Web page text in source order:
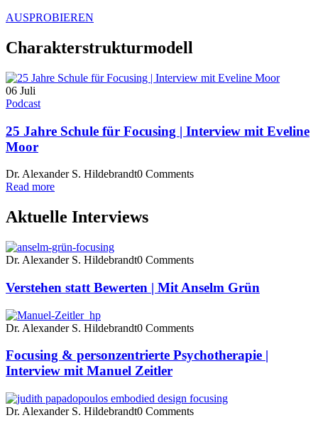
AUSPROBIEREN
Charakterstrukturmodell
06 Juli
Podcast
25 Jahre Schule für Focusing | Interview mit Eveline
Moor
Dr. Alexander S. Hildebrandt0 Comments
Read more
Aktuelle Interviews
Dr. Alexander S. Hildebrandt0 Comments
Verstehen statt Bewerten | Mit Anselm Grün
Dr. Alexander S. Hildebrandt0 Comments
Focusing & personzentrierte Psychotherapie |
Interview mit Manuel Zeitler
Dr. Alexander S. Hildebrandt0 Comments